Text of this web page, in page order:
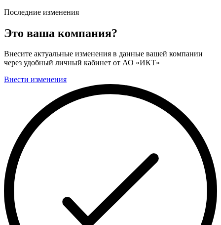
Последние изменения
Это ваша компания?
Внесите актуальные изменения в данные вашей компании
через удобный личный кабинет от АО «ИКТ»
Внести изменения